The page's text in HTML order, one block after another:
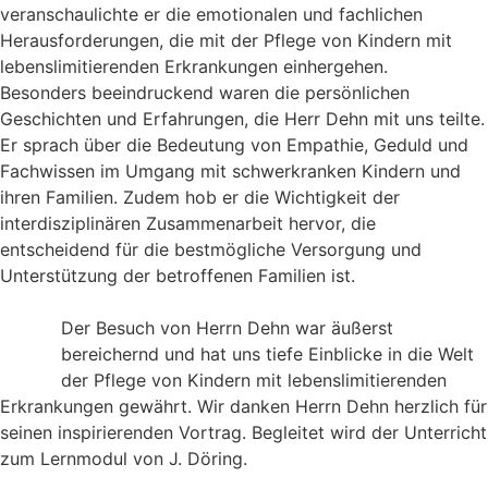
veranschaulichte er die emotionalen und fachlichen
Herausforderungen, die mit der Pflege von Kindern mit
lebenslimitierenden Erkrankungen einhergehen.
Besonders beeindruckend waren die persönlichen
Geschichten und Erfahrungen, die Herr Dehn mit uns teilte.
Er sprach über die Bedeutung von Empathie, Geduld und
Fachwissen im Umgang mit schwerkranken Kindern und
ihren Familien. Zudem hob er die Wichtigkeit der
interdisziplinären Zusammenarbeit hervor, die
entscheidend für die bestmögliche Versorgung und
Unterstützung der betroffenen Familien ist.
Der Besuch von Herrn Dehn war äußerst
bereichernd und hat uns tiefe Einblicke in die Welt
der Pflege von Kindern mit lebenslimitierenden
Erkrankungen gewährt. Wir danken Herrn Dehn herzlich für
seinen inspirierenden Vortrag. Begleitet wird der Unterricht
zum Lernmodul von J. Döring.